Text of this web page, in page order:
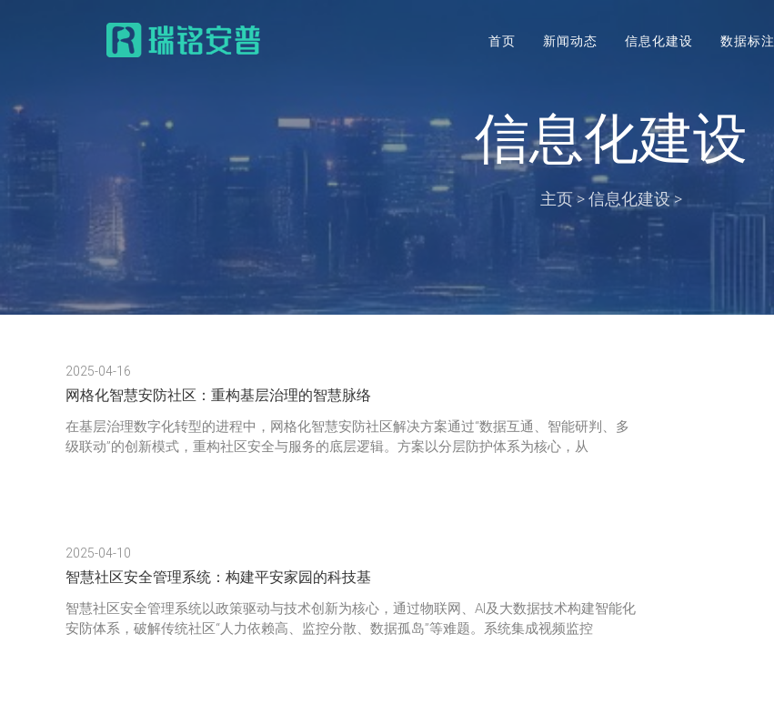
首页 新闻动态 信息化建设 数据标注
信息化建设
主页>信息化建设>
2025-04-16
网格化智慧安防社区：重构基层治理的智慧脉络
在基层治理数字化转型的进程中，网格化智慧安防社区解决方案通过“数据互通、智能研判、多
级联动”的创新模式，重构社区安全与服务的底层逻辑。方案以分层防护体系为核心，从
2025-04-10
智慧社区安全管理系统：构建平安家园的科技基
智慧社区安全管理系统以政策驱动与技术创新为核心，通过物联网、AI及大数据技术构建智能化
安防体系，破解传统社区“人力依赖高、监控分散、数据孤岛”等难题。系统集成视频监控